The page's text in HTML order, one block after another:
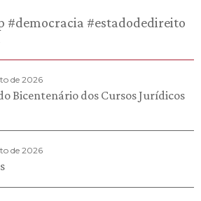
#democracia #estadodedireito
de 2026
Bicentenário dos Cursos Jurídicos
de 2026